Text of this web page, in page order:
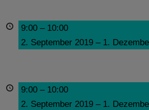
9:00 – 10:00
2. September 2019 – 1.
9:00 – 10:00
2. September 2019 – 1.